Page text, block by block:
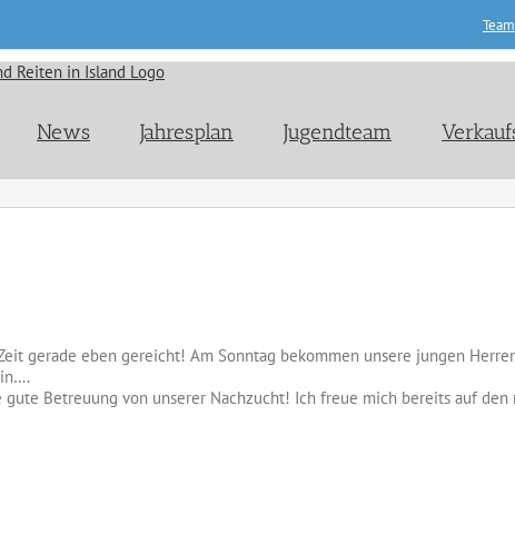
Team
News Jahresplan Jugendteam
gerade eben gereicht! Am Sonntag bekommen unsere jungen
Betreuung von unserer Nachzucht! Ich freue mich bereits auf den